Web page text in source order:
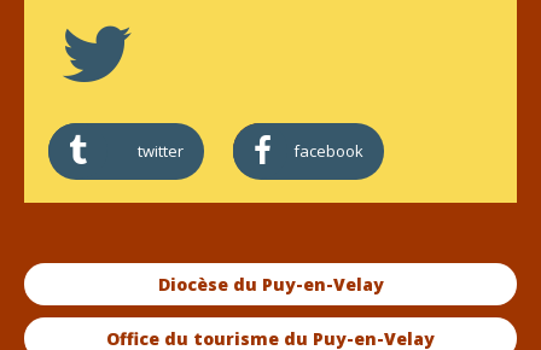
twitter facebook
Diocèse du Puy-en-Velay
Office du tourisme du Puy-en-Velay